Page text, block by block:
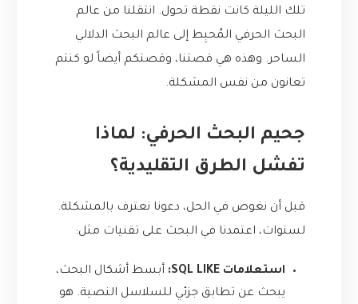
تلك الليلة كانت نقطة تحول. انتقلنا من عالم
البحث الحرفي المُحبِط إلى عالم البحث الدلالي
الساحر. وهذه هي قصتنا، وقصتكم أيضاً لو كنتم
تعانون من نفس المشكلة.
جحيم البحث الحرفي: لماذا
تفشل الطرق التقليدية؟
قبل أن نغوص في الحل، دعونا نعترف بالمشكلة.
لسنوات، اعتمدنا في البحث على تقنيات مثل:
استعلامات SQL LIKE:
أبسط أشكال البحث،
يبحث عن تطابق جزئي للسلاسل النصية. هو